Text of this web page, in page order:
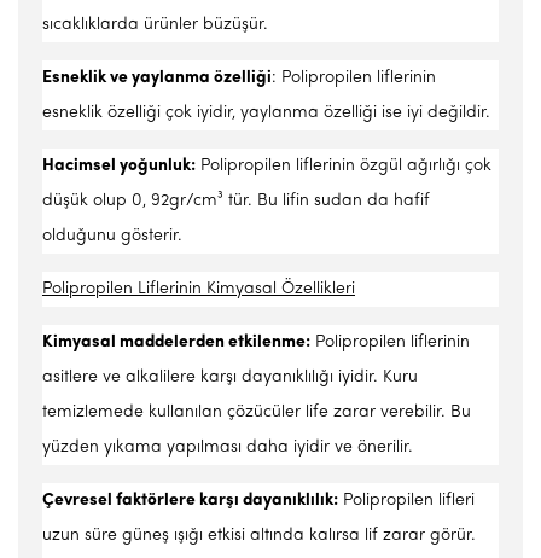
sıcaklıklarda ürünler büzüşür.
Esneklik ve yaylanma özelliği: Polipropilen liflerinin
esneklik özelliği çok iyidir, yaylanma özelliği ise iyi değildir.
Hacimsel yoğunluk: Polipropilen liflerinin özgül ağırlığı çok
düşük olup 0, 92gr/cm³ tür. Bu lifin sudan da hafif
olduğunu gösterir.
Polipropilen Liflerinin Kimyasal Özellikleri
Kimyasal maddelerden etkilenme: Polipropilen liflerinin
asitlere ve alkalilere karşı dayanıklılığı iyidir. Kuru
temizlemede kullanılan çözücüler life zarar verebilir. Bu
yüzden yıkama yapılması daha iyidir ve önerilir.
Çevresel faktörlere karşı dayanıklılık: Polipropilen lifleri
uzun süre güneş ışığı etkisi altında kalırsa lif zarar görür.